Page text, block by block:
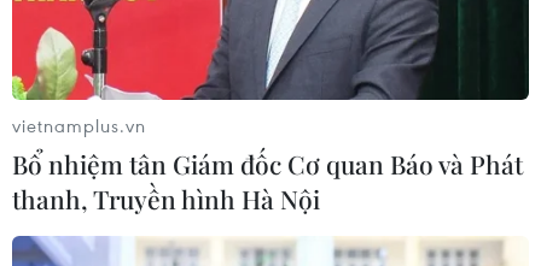
vietnamplus.vn
Bổ nhiệm tân Giám đốc Cơ quan Báo và Phát
thanh, Truyền hình Hà Nội